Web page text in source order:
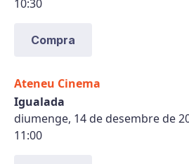
10:30
Compra
Ateneu Cinema
Igualada
diumenge, 14 de desembre de
11:00